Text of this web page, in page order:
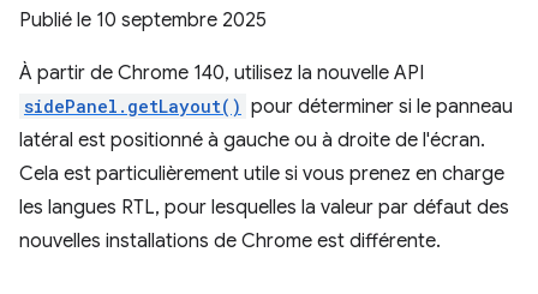
Publié le 10 septembre 2025
À partir de Chrome 140, utilisez la nouvelle API
sidePanel.getLayout() pour déterminer si le panneau
latéral est positionné à gauche ou à droite de l'écran.
Cela est particulièrement utile si vous prenez en charge
les langues RTL, pour lesquelles la valeur par défaut des
nouvelles installations de Chrome est différente.